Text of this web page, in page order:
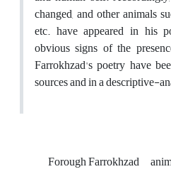
changed, and other animals
etc. have appeared in his
obvious signs of the
Farrokhzad's poetry have
sources and in a descriptive-
Forough Farrokhzad